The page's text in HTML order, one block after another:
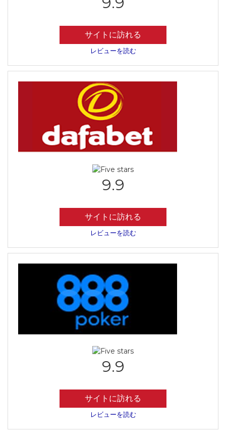
サイトに訪れる
レビューを読む
9.9
サイトに訪れる
レビューを読む
9.9
サイトに訪れる
レビューを読む